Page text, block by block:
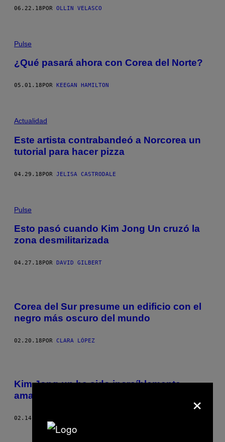
06.22.18POR OLLIN VELASCO
Pulse
¿Qué pasará ahora con Corea del Norte?
05.01.18 POR KEEGAN HAMILTON
Actualidad
Este artista contrabandeó a Norcorea un
tutorial para hacer pizza
04.29.18POR JELISA CASTRODALE
Pulse
Esto pasó cuando Kim Jong Un cruzó la
zona desmilitarizada
04.27.18 POR DAVID GILBERT
Corea del Sur presume un edificio con el
negro más oscuro del mundo
02.20.18POR CLARA LÓPEZ
Kim Jong-un ha sido increíblemente
amable con Corea del Sur
02.14.18
Nuevo
×